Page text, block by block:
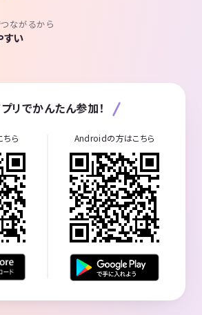
ながるから
すい
リでかんたん参加！
ら Androidの方はこちら